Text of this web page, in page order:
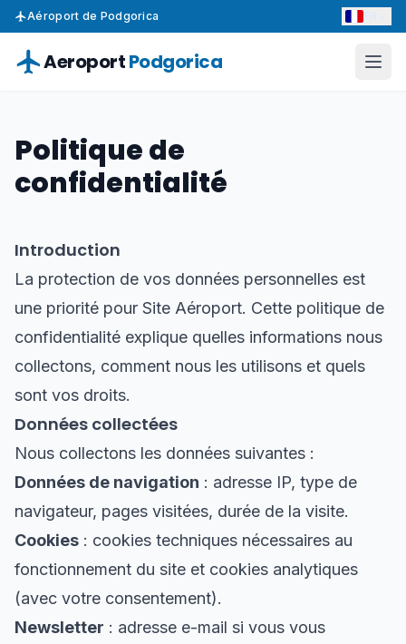
Aéroport de Podgorica
AeroportPodgorica
Politique de
confidentialité
Introduction
La protection de vos données personnelles est
une priorité pour Site Aéroport. Cette politique de
confidentialité explique quelles informations nous
collectons, comment nous les utilisons et quels
sont vos droits.
Données collectées
Nous collectons les données suivantes :
Données de navigation : adresse IP, type de
navigateur, pages visitées, durée de la visite.
Cookies : cookies techniques nécessaires au
fonctionnement du site et cookies analytiques
(avec votre consentement).
Newsletter : adresse e-mail si vous vous